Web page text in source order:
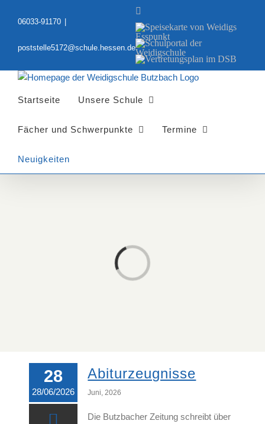
Inhalt06033-91170
poststelle5172@schule.hessen.de
Speisekarte
von
Weidigs
Esspunkt
Schulportal
der
Weidigschule
Vertretungsplan
DSB
Startseite Unsere Schule
Fächer und Schwerpunkte Termine
Neuigkeiten
Laden...
28
28/06/2026
Abiturzeugnisse
Juni, 2026
Die Butzbacher Zeitung schreibt über